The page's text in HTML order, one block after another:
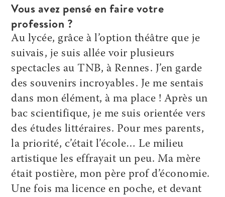
Vous avez pensé en faire votre
profession ?
Au lycée, grâce à l’option théâtre que je
suivais, je suis allée voir plusieurs
spectacles au TNB, à Rennes. J’en garde
des souvenirs incroyables. Je me sentais
dans mon élément, à ma place ! Après un
bac scientifique, je me suis orientée vers
des études littéraires. Pour mes parents,
la priorité, c’était l’école… Le milieu
artistique les effrayait un peu. Ma mère
était postière, mon père prof d’économie.
Une fois ma licence en poche, et devant